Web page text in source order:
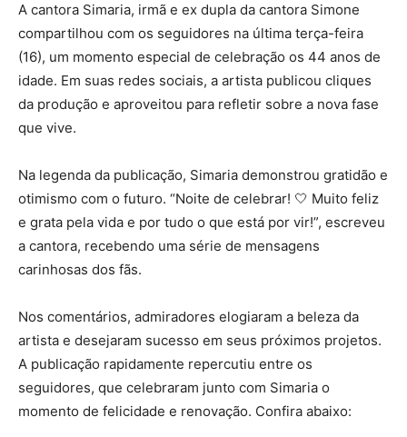
A cantora Simaria, irmã e ex dupla da cantora Simone
compartilhou com os seguidores na última terça-feira
(16), um momento especial de celebração os 44 anos de
idade. Em suas redes sociais, a artista publicou cliques
da produção e aproveitou para refletir sobre a nova fase
que vive.
Na legenda da publicação, Simaria demonstrou gratidão e
otimismo com o futuro. “Noite de celebrar! 🤍 Muito feliz
e grata pela vida e por tudo o que está por vir!”, escreveu
a cantora, recebendo uma série de mensagens
carinhosas dos fãs.
Nos comentários, admiradores elogiaram a beleza da
artista e desejaram sucesso em seus próximos projetos.
A publicação rapidamente repercutiu entre os
seguidores, que celebraram junto com Simaria o
momento de felicidade e renovação. Confira abaixo: